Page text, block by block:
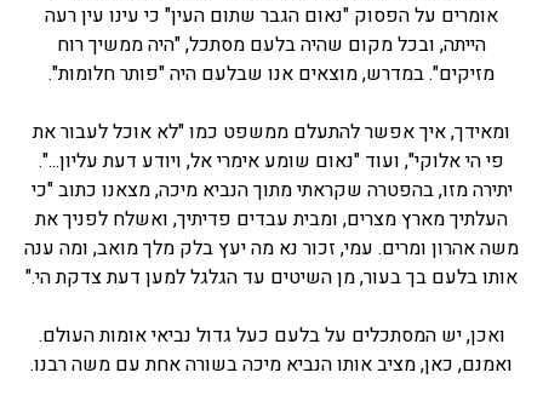
אומרים על הפסוק "נאום הגבר שתום העין" כי עינו עין רעה
הייתה, ובכל מקום שהיה בלעם מסתכל, "היה ממשיך רוח
מזיקים". במדרש, מוצאים אנו שבלעם היה "פותר חלומות".
ומאידך, איך אפשר להתעלם ממשפט כמו "לא אוכל לעבור את
פי הי אלוקי", ועוד "נאום שומע אימרי אל, ויודע דעת עליון...".
יתירה מזו, בהפטרה שקראתי מתוך הנביא מיכה, מצאנו כתוב "כי
העלתיך מארץ מצרים, ומבית עבדים פדיתיך, ואשלח לפניך את
משה אהרון ומרים. עמי, זכור נא מה יעץ בלק מלך מואב, ומה ענה
אותו בלעם בך בעור, מן השיטים עד הגלגל למען דעת צדקת הי."
ואכן, יש המסתכלים על בלעם כעל גדול נביאי אומות העולם.
ואמנם, כאן, מציב אותו הנביא מיכה בשורה אחת עם משה רבנו.